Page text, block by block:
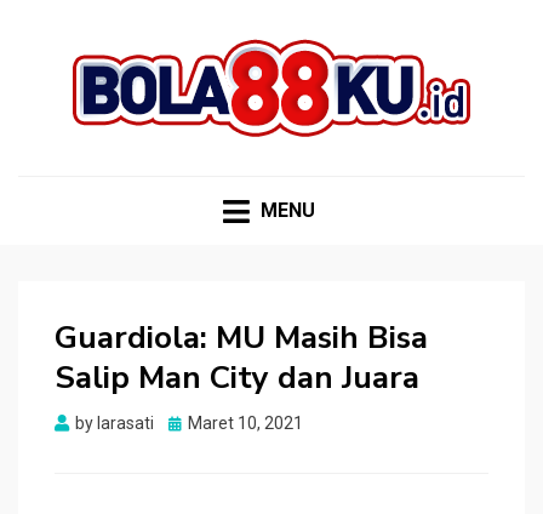
MENU
Guardiola: MU Masih Bisa
Salip Man City dan Juara
by larasati
Posted
Maret 10, 2021